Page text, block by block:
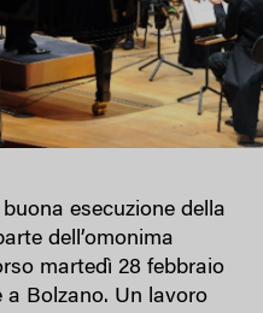
esecuzione della
dell’omonima
martedì 28 febbraio
a Bolzano. Un lavoro